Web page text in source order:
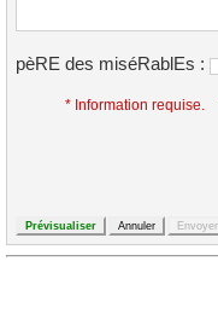
pèRE des miséRablEs :
* Information requise.